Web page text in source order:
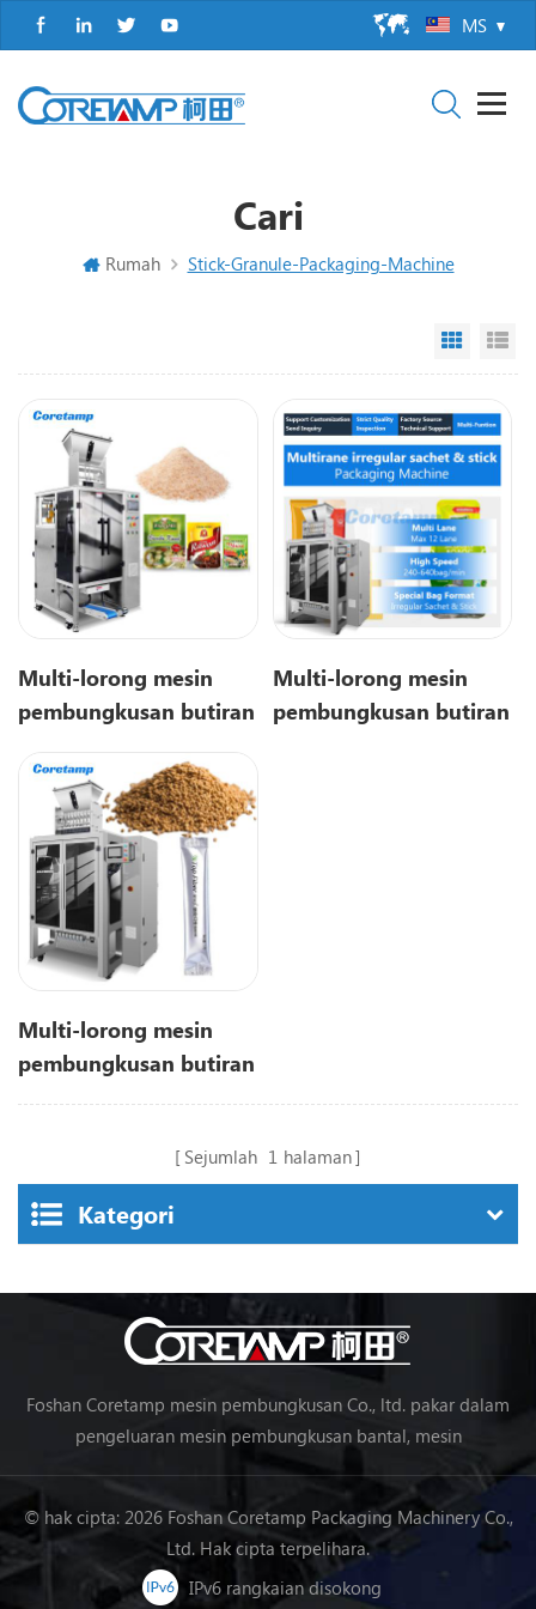
MS
Cari
Rumah Stick-Granule-Packaging-Machine
Grid
Multi-lorong mesin
pembungkusan butiran
Multi-lorong mesin
pembungkusan butiran
Multi-lorong mesin
pembungkusan butiran
ZV-G10L
Sejumlah 1 halaman
Kategori
Foshan Coretamp mesin pembungkusan Co., ltd. pakar dalam
pengeluaran mesin pembungkusan bantal, mesin
pembungkusan menegak, mesin pembungkusan barisan
pemprosesan makanan, mesin pembungkusan sayur-sayuran,
mesin pembungkusan, dll.
© hak cipta: 2026 Foshan Coretamp Packaging Machinery Co.,
Ltd. Hak cipta terpelihara.
IPv6 rangkaian disokong